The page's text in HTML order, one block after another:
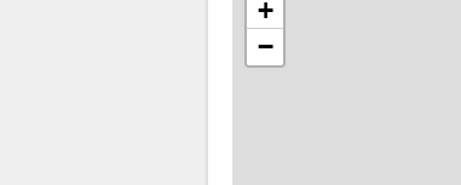
+
−